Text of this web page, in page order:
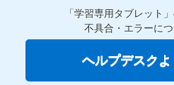
「学習専用タブレット
不具合・エラーに
ヘルプデスク